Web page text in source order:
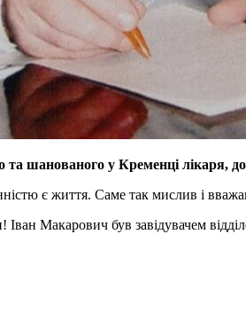
та шанованого у Кременці
є життя. Саме так мислив і
Іван Макарович був завідувачем